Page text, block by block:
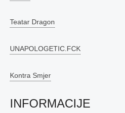
Teatar Dragon
UNAPOLOGETIC.FCK
Kontra Smjer
INFORMACIJE